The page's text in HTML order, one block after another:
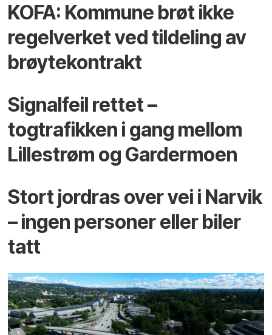
KOFA: Kommune brøt ikke
regelverket ved tildeling av
brøytekontrakt
Signalfeil rettet –
togtrafikken i gang mellom
Lillestrøm og Gardermoen
Stort jordras over vei i Narvik
– ingen personer eller biler
tatt